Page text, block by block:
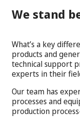
We stand
What’s a key
products and
technical support
experts in their
Our team has
processes and
production